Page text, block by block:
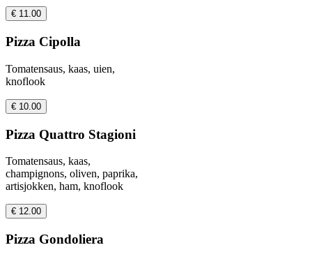
€ 11.00
Pizza Cipolla
Tomatensaus, kaas, uien,
knoflook
€ 10.00
Pizza Quattro Stagioni
Tomatensaus, kaas,
champignons, oliven, paprika,
artisjokken, ham, knoflook
€ 12.00
Pizza Gondoliera